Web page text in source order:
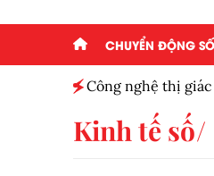
CHUYỂN ĐỘNG SỐ
Công nghệ thị
Kinh tế số